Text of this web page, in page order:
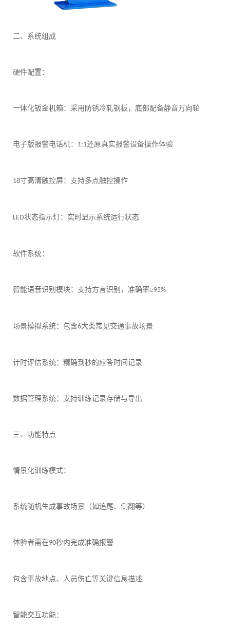
二、系统组成
硬件配置：
一体化钣金机箱：采用防锈冷轧钢板，底部配备静音万向轮
电子版报警电话机： 1:1还原真实报警设备操作体验
18寸高清触控屏：支持多点触控操作
LED状态指示灯：实时显示系统运行状态
软件系统：
智能语音识别模块：支持方言识别，准确率≥95%
场景模拟系统：包含6大类常见交通事故场景
计时评估系统：精确到秒的应答时间记录
数据管理系统：支持训练记录存储与导出
三、功能特点
情景化训练模式：
系统随机生成事故场景（如追尾、侧翻等）
体验者需在90秒内完成准确报警
包含事故地点、人员伤亡等关键信息描述
智能交互功能：